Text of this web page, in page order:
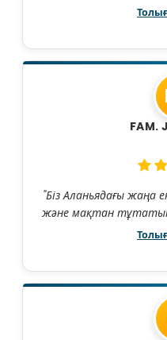
FAM.
"Біз Аланьядағы жаңа
және мақтан тұтатын